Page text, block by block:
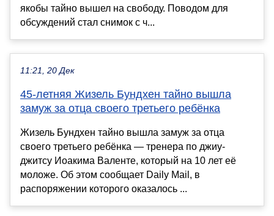
якобы тайно вышел на свободу. Поводом для
обсуждений стал снимок с ч...
11:21, 20 Дек
45-летняя Жизель Бундхен тайно вышла
замуж за отца своего третьего ребёнка
Жизель Бундхен тайно вышла замуж за отца
своего третьего ребёнка — тренера по джиу-
джитсу Иоакима Валенте, который на 10 лет её
моложе. Об этом сообщает Daily Mail, в
распоряжении которого оказалось ...